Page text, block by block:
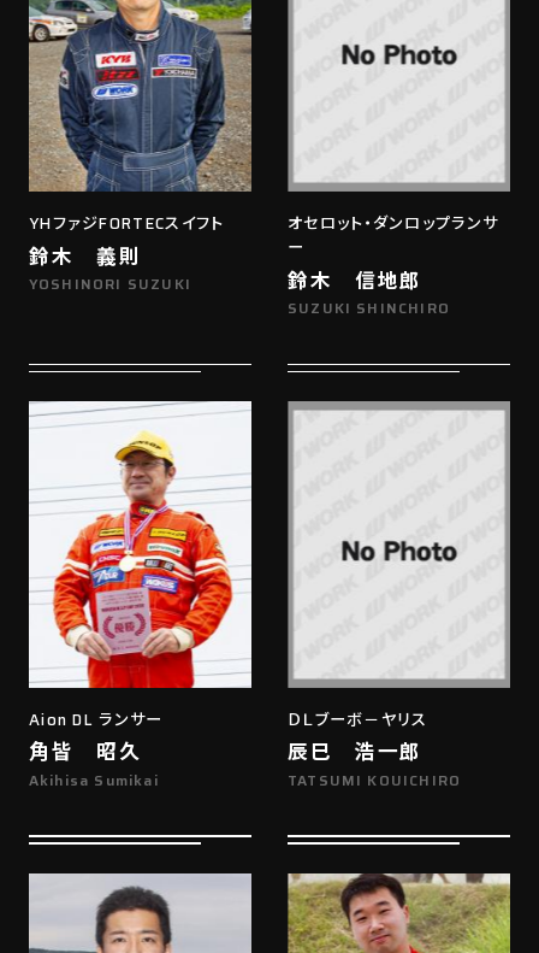
YHファジFORTECスイフト
鈴木 義則
YOSHINORI SUZUKI
オセロット・ダンロップランサ
ー
鈴木 信地郎
SUZUKI SHINCHIRO
Aion DL ランサー
角皆 昭久
Akihisa Sumikai
ＤＬブーボ－ヤリス
辰巳 浩一郎
TATSUMI KOUICHIRO